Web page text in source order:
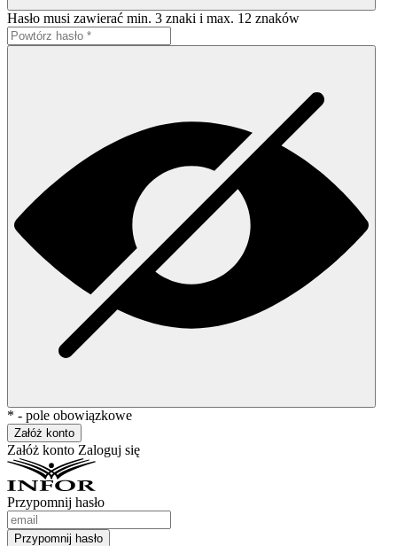
Hasło musi zawierać min. 3 znaki i max. 12 znaków
* - pole obowiązkowe
Załóż konto
Załóż konto Zaloguj się
Przypomnij hasło
Przypomnij hasło